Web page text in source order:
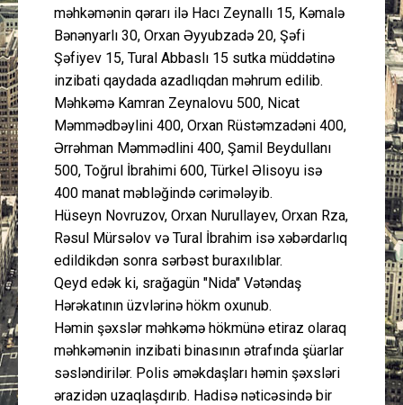
məhkəmənin qərarı ilə Hacı Zeynallı 15, Kəmalə
Bənənyarlı 30, Orxan Əyyubzadə 20, Şəfi
Şəfiyev 15, Tural Abbaslı 15 sutka müddətinə
inzibati qaydada azadlıqdan məhrum edilib.
Məhkəmə Kamran Zeynalovu 500, Nicat
Məmmədbəylini 400, Orxan Rüstəmzadəni 400,
Ərrəhman Məmmədlini 400, Şamil Beydullanı
500, Toğrul İbrahimi 600, Türkel Əlisoyu isə
400 manat məbləğində cərimələyib.
Hüseyn Novruzov, Orxan Nurullayev, Orxan Rza,
Rəsul Mürsəlov və Tural İbrahim isə xəbərdarlıq
edildikdən sonra sərbəst buraxılıblar.
Qeyd edək ki, srağagün "Nida" Vətəndaş
Hərəkatının üzvlərinə hökm oxunub.
Həmin şəxslər məhkəmə hökmünə etiraz olaraq
məhkəmənin inzibati binasının ətrafında şüarlar
səsləndirilər. Polis əməkdaşları həmin şəxsləri
ərazidən uzaqlaşdırıb. Hadisə nəticəsində bir